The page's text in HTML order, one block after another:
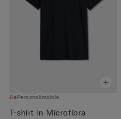
Personalizzabile
T-shirt in Microfibra